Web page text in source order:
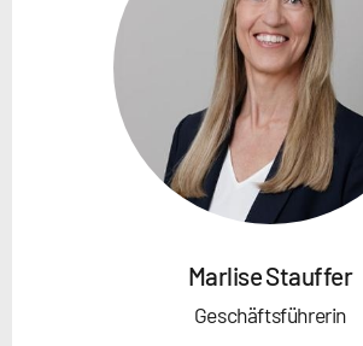
Marlise Stauffer
Geschäftsführerin